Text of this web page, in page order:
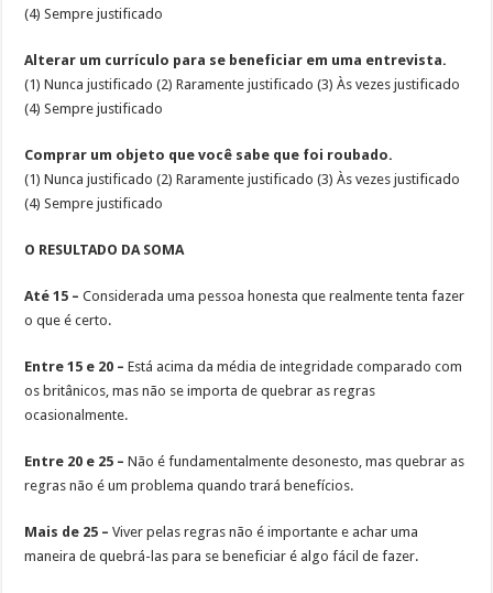
(4) Sempre justificado
Alterar um currículo para se beneficiar em uma entrevista.
(1) Nunca justificado (2) Raramente justificado (3) Às vezes justificado
(4) Sempre justificado
Comprar um objeto que você sabe que foi roubado.
(1) Nunca justificado (2) Raramente justificado (3) Às vezes justificado
(4) Sempre justificado
O RESULTADO DA SOMA
Até 15 – Considerada uma pessoa honesta que realmente tenta fazer
o que é certo.
Entre 15 e 20 – Está acima da média de integridade comparado com
os britânicos, mas não se importa de quebrar as regras
ocasionalmente.
Entre 20 e 25 – Não é fundamentalmente desonesto, mas quebrar as
regras não é um problema quando trará benefícios.
Mais de 25 – Viver pelas regras não é importante e achar uma
maneira de quebrá-las para se beneficiar é algo fácil de fazer.